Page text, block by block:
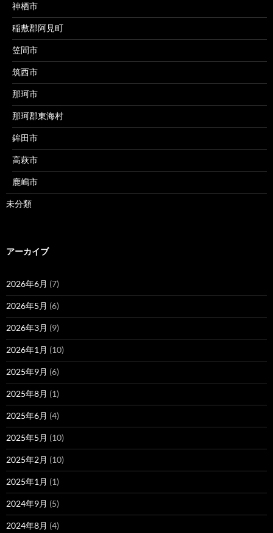
神栖市
稲敷郡阿見町
笠間市
筑西市
那珂市
那珂郡東海村
鉾田市
高萩市
鹿嶋市
未分類
アーカイブ
2026年6月 (7)
2026年5月 (6)
2026年3月 (9)
2026年1月 (10)
2025年9月 (6)
2025年8月 (1)
2025年6月 (4)
2025年5月 (10)
2025年2月 (10)
2025年1月 (1)
2024年9月 (5)
2024年8月 (4)